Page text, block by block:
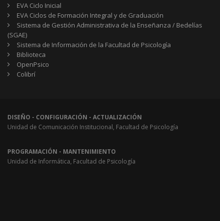
EVA Ciclo Inicial
EVA Ciclos de Formación Integral y de Graduación
Sistema de Gestión Administrativa de la Enseñanza / Bedelías
(SGAE)
Sistema de Información de la Facultad de Psicología
Biblioteca
OpenPsico
Colibrí
DISEÑO - CONFIGURACIÓN - ACTUALIZACIÓN
Unidad de Comunicación Institucional, Facultad de Psicología
PROGRAMACIÓN - MANTENIMIENTO
Unidad de Informática, Facultad de Psicología